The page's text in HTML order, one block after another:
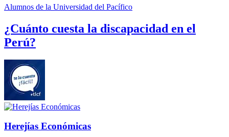
Alumnos de la Universidad del Pacífico
¿Cuánto cuesta la discapacidad en el
Perú?
Herejías Económicas